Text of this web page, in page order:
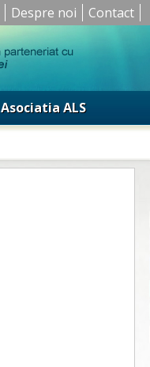
Despre noi Contact
Asociatia ALS